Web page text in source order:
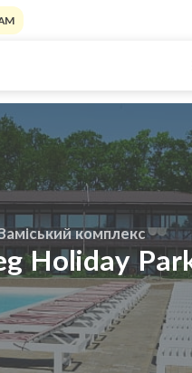
комплекс
Holiday